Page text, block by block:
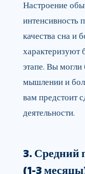
Настроение
интенсивность
качества сна и
характеризуют
этапе. Вы
мышлении и
вам предстоит
деятельности.
3. Средний
(1-3